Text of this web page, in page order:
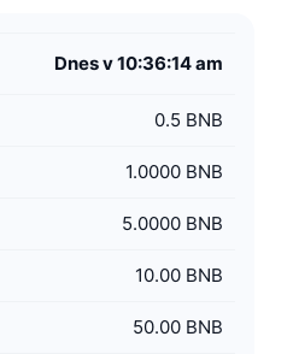
Dnes v 10:36:14 am
0.5 BNB
1.0000 BNB
5.0000 BNB
10.00 BNB
50.00 BNB